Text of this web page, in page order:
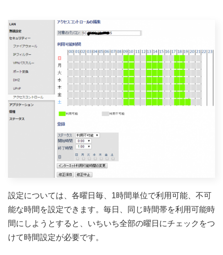
設定については、各曜日毎、1時間単位で利用可能、不可
能な時間を設定できます。毎日、同じ時間帯を利用可能時
間にしようとすると、いちいち全部の曜日にチェックをつ
けて時間設定が必要です。